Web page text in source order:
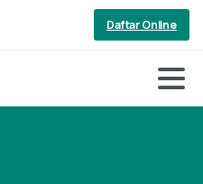
Daftar Online